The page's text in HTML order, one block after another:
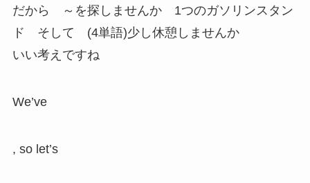
だから ～を探しませんか 1つのガソリンスタン
ド そして (4単語)少し休憩しませんか
いい考えですね
We’ve
, so let’s